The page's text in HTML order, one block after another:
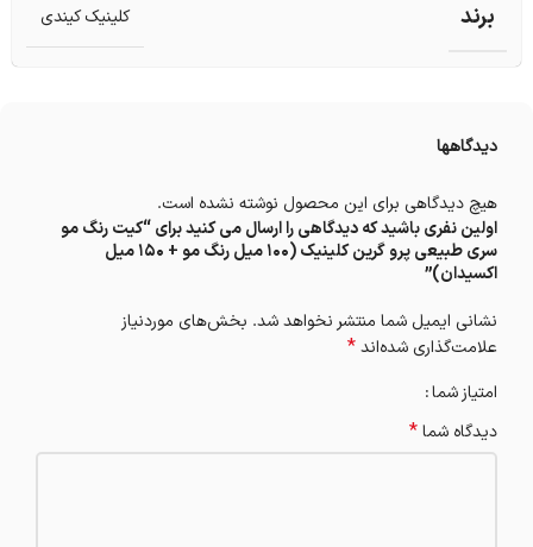
برند کلینیک کیندی
دیدگاهها
هیچ دیدگاهی برای این محصول نوشته نشده است.
اولین نفری باشید که دیدگاهی را ارسال می کنید برای “کيت رنگ مو
سری طبیعی پرو گرين کلینیک (100 میل رنگ مو + 150 میل
اکسیدان)”
نشانی ایمیل شما منتشر نخواهد شد. بخش‌های موردنیاز
علامت‌گذاری شده‌اند*
امتیاز شما
دیدگاه شما*